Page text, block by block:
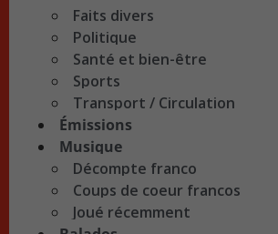
Faits divers
Politique
Santé et bien-être
Sports
Transport / Circulation
Émissions
Musique
Décompte franco
Coups de coeur francos
Joué récemment